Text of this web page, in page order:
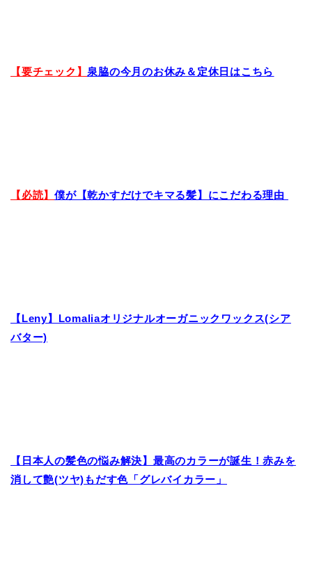
【要チェック】 泉脇の今月のお休み＆定休日はこちら
【必読】僕が【乾かすだけでキマる髪】にこだわる理由
【Leny】Lomaliaオリジナルオーガニックワックス(シア
バター)
【日本人の髪色の悩み解決】最高のカラーが誕生！赤みを
消して艶(ツヤ)もだす色「グレバイカラー」